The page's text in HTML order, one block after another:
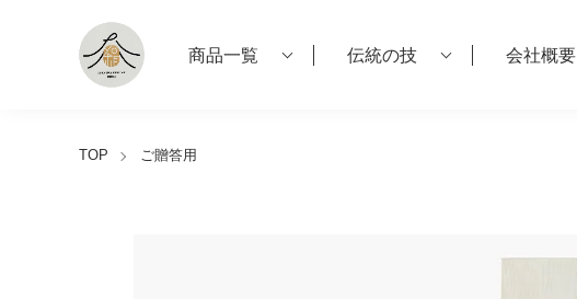
商品一覧 伝統の技 会社概要
TOP ご贈答用